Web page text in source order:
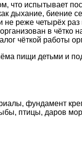
что испытывает
дыхание, биение
не реже четырёх раз
в чётко
чёткой работы
пищи детьми и
фундамент
птицы, даров